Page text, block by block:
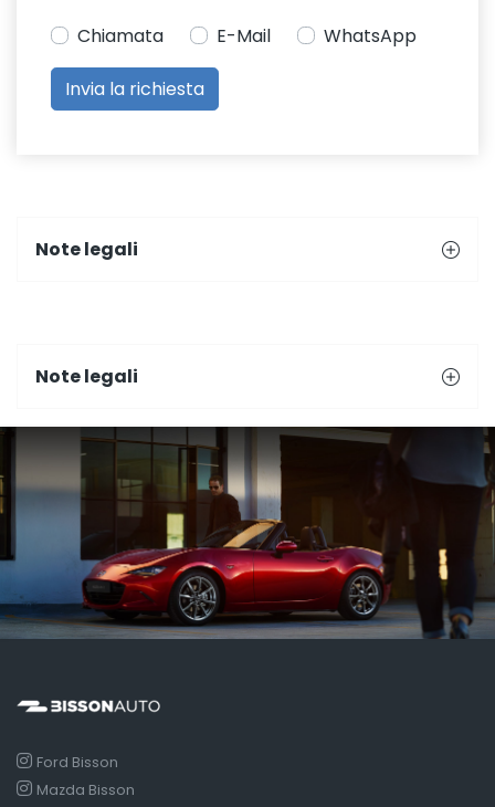
Chiamata E-Mail WhatsApp
Note legali
Note legali
Ford Bisson
Mazda Bisson